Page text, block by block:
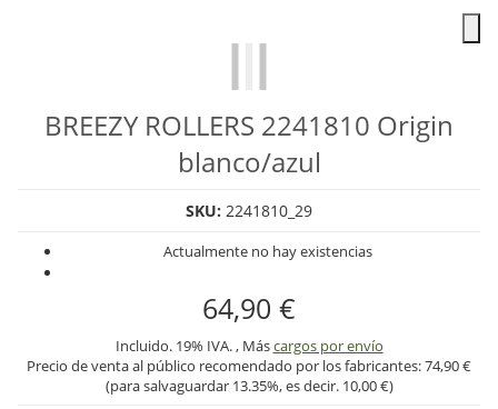
BREEZY ROLLERS 2241810 Origin
blanco/azul
SKU: 2241810_29
Actualmente no hay existencias
64,90 €
Incluido. 19% IVA. , Máscargos por envío
Precio de venta al público recomendado por los fabricantes:74,90 €
(para salvaguardar 13.35%, es decir. 10,00 €)